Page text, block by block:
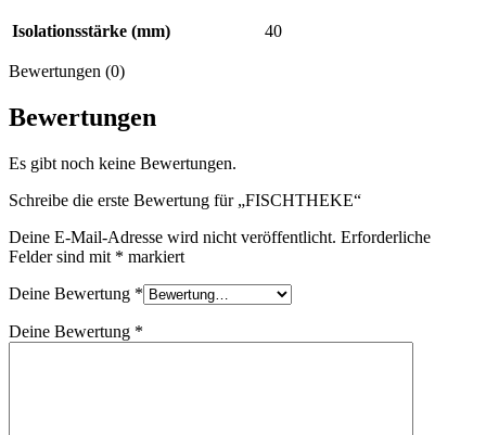
Isolationsstärke (mm) 40
Bewertungen (0)
Bewertungen
Es gibt noch keine Bewertungen.
Schreibe die erste Bewertung für „FISCHTHEKE“
Deine E-Mail-Adresse wird nicht veröffentlicht. Erforderliche
Felder sind mit * markiert
Deine Bewertung *
Deine Bewertung *